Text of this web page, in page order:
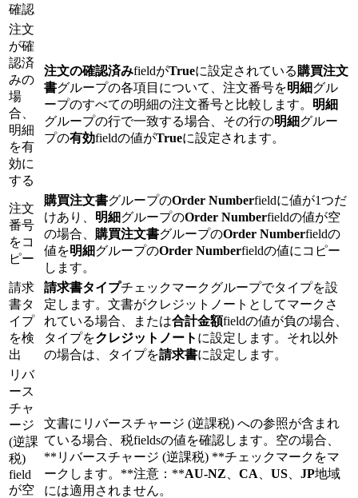
確認
注文
が確
認済
みの
場
合、
明細
を有
効に
する
注文の確認済みfieldがTrueに設定されている購買注文
書グループの各項目について、注文番号を明細グル
ープのすべての明細の注文番号と比較します。 明細
グループの行で一致する場合、その行の明細グルー
プの有効fieldの値がTrueに設定されます。
注文
番号
をコ
ピー
購買注文書グループのOrder Numberfieldに値が1つだ
けあり、 明細グループのOrder Numberfieldの値が空
の場合、 購買注文書グループのOrder Numberfieldの
値を明細グループのOrder Numberfieldの値にコピー
します。
請求
書タ
イプ
を検
出
請求書タイプチェックマークグループでタイプを設
定します。文書がクレジットノートとしてマークさ
れている場合、または合計金額fieldの値が負の場合、
タイプをクレジットノート に設定します。それ以外
の場合は、タイプを請求書に設定します。
リバ
ース
チャ
ージ
(逆課
税)
field
が空
文書にリバースチャージ (逆課税) への参照が含まれ
ている場合、税fieldsの値を確認します。空の場合、
**リバースチャージ (逆課税) **チェックマークをマ
ークします。**注意：**AU-NZ CA US JP地域
には適用されません。